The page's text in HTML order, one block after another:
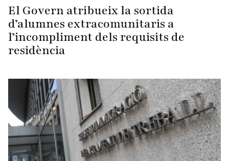
El Govern atribueix la sortida
d’alumnes extracomunitaris a
l’incompliment dels requisits de
residència